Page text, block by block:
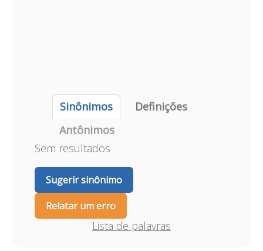
Sinônimos
Definições
Antônimos
Sem resultados
Sugerir sinônimo
Relatar um erro
Lista de palavras